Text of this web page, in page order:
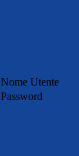
Nome Utente
Password